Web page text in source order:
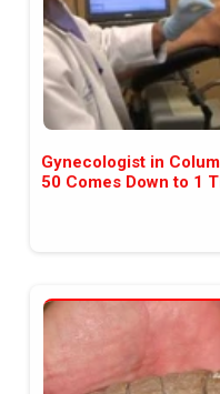
Gynecologist in
50 Comes Down to 1